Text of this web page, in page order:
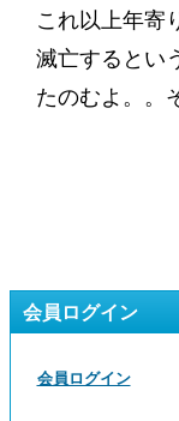
これ以上年寄
滅亡するとい
たのむよ。。
会員ログイン
会員ログイン